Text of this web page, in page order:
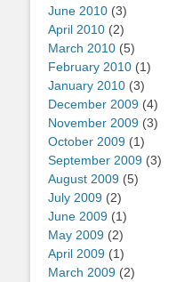
June 2010 (3)
April 2010 (2)
March 2010 (5)
February 2010 (1)
January 2010 (3)
December 2009 (4)
November 2009 (3)
October 2009 (1)
September 2009 (3)
August 2009 (5)
July 2009 (2)
June 2009 (1)
May 2009 (2)
April 2009 (1)
March 2009 (2)